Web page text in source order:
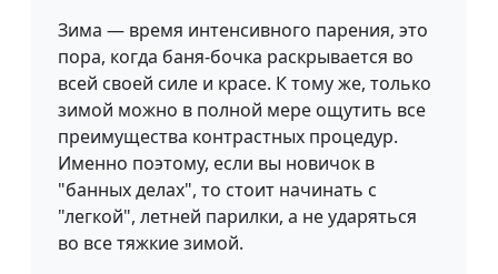
Зима — время интенсивного парения, это
пора, когда баня-бочка раскрывается во
всей своей силе и красе. К тому же, только
зимой можно в полной мере ощутить все
преимущества контрастных процедур.
Именно поэтому, если вы новичок в
"банных делах", то стоит начинать с
"легкой", летней парилки, а не ударяться
во все тяжкие зимой.